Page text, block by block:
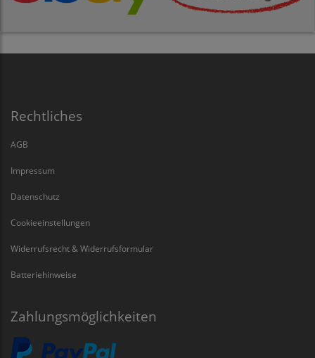
Rechtliches
AGB
Impressum
Datenschutz
Cookieeinstellungen
Widerrufsrecht & Widerrufsformular
Batteriehinweise
Zahlungsmöglichkeiten